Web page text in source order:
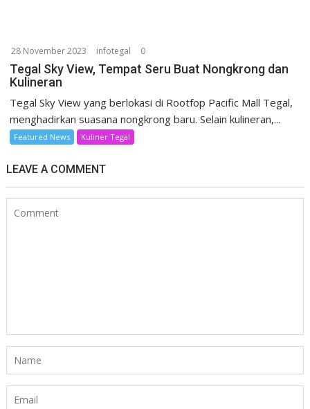
28 November 2023 infotegal 0
Tegal Sky View, Tempat Seru Buat Nongkrong dan
Kulineran
Tegal Sky View yang berlokasi di Rootfop Pacific Mall Tegal,
menghadirkan suasana nongkrong baru. Selain kulineran,...
Featured News Kuliner Tegal
LEAVE A COMMENT